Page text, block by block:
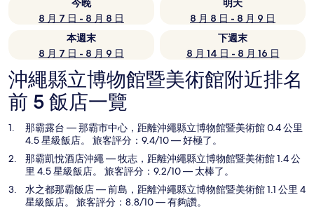
今晚
8 月 7 日 - 8 月 8 日
明天
8 月 8 日 - 8 月 9 日
本週末
8 月 7 日 - 8 月 9 日
下週末
8 月 14 日 - 8 月 16 日
沖繩縣立博物館暨美術館附近排名
前 5 飯店一覽
那霸露台 — 那霸市中心，距離沖繩縣立博物館暨美術館 0.4 公里
4.5 星級飯店。 旅客評分：9.4/10 — 好極了。
那霸凱悅酒店沖繩— 牧志，距離沖繩縣立博物館暨美術館 1.4 公
里 4.5 星級飯店。 旅客評分：9.2/10 — 太棒了。
水之都那霸飯店— 前島，距離沖繩縣立博物館暨美術館 1.1 公里 4
星級飯店。 旅客評分：8.8/10 — 有夠讚。